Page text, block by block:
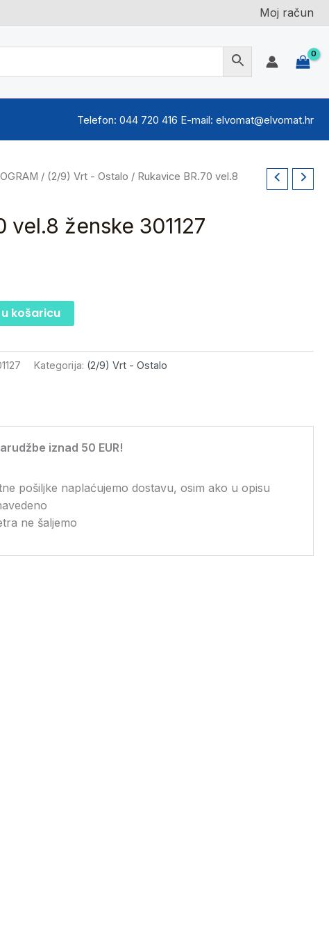
Moj račun
Telefon: 044 720 416 E-mail: elvomat@elvomat.hr
/ (2/9) Vrt - Ostalo / Rukavice BR.70 vel.8
vel.8 ženske 301127
košaricu
Kategorija: (2/9) Vrt - Ostalo
iznad 50 EUR!
pošiljke naplaćujemo dostavu, osim ako u opisu
ne šaljemo